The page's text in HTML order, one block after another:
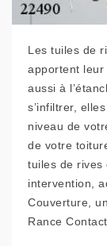
Les tuiles de
apportent leur
aussi à
s’infiltrer,
niveau de
de votre
tuiles de rives
intervention,
Couverture,
Rance